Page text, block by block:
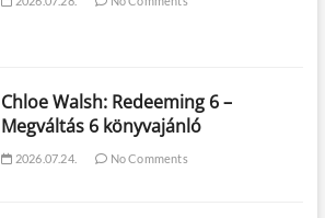
Chloe Walsh: Redeeming 6 –
Megváltás 6 könyvajánló
2026.07.24. No Comments